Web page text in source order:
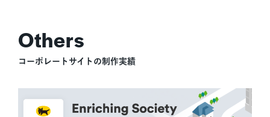
コーポレートサイトの制作実績